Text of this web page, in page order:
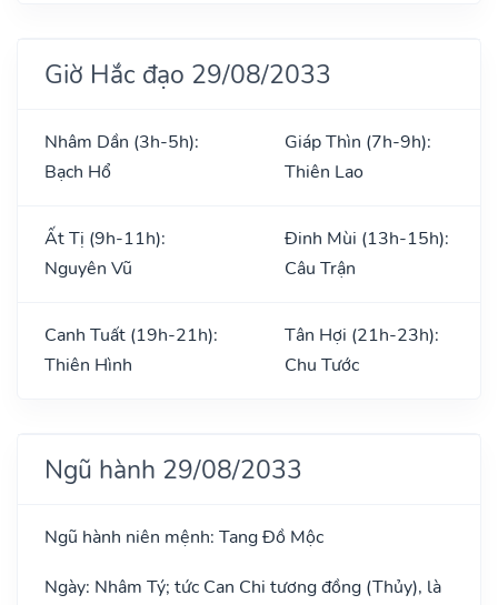
Giờ Hắc đạo 29/08/2033
Nhâm Dần (3h-5h):
Bạch Hổ
Giáp Thìn (7h-9h):
Thiên Lao
Ất Tị (9h-11h):
Nguyên Vũ
Đinh Mùi (13h-15h):
Câu Trận
Canh Tuất (19h-21h):
Thiên Hình
Tân Hợi (21h-23h):
Chu Tước
Ngũ hành 29/08/2033
Ngũ hành niên mệnh: Tang Đồ Mộc
Ngày: Nhâm Tý; tức Can Chi tương đồng (Thủy), là